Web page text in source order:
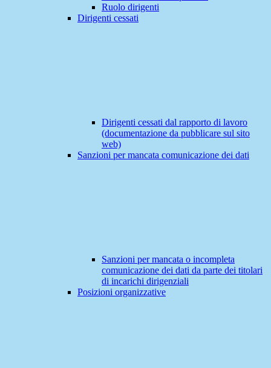
Ruolo dirigenti
Dirigenti cessati
Dirigenti cessati dal rapporto di lavoro
(documentazione da pubblicare sul sito
web)
Sanzioni per mancata comunicazione dei dati
Sanzioni per mancata o incompleta
comunicazione dei dati da parte dei titolari
di incarichi dirigenziali
Posizioni organizzative